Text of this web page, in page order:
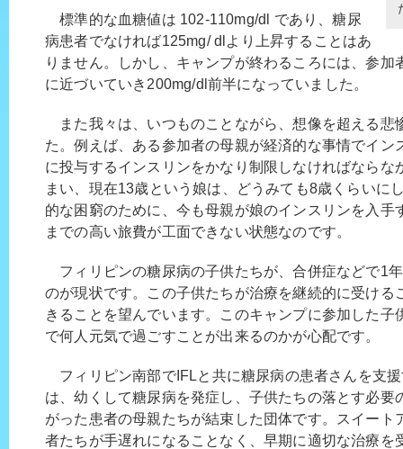
標準的な血糖値は 102-110mg/dl であり、糖尿
病患者でなければ125mg/ dlより上昇することはあ
りません。しかし、キャンプが終わるころには、参加
に近づいていき200mg/dl前半になっていました。
また我々は、いつものことながら、想像を超える悲
た。例えば、ある参加者の母親が経済的な事情でイン
に投与するインスリンをかなり制限しなければならな
まい、現在13歳という娘は、どうみても8歳くらいに
的な困窮のために、今も母親が娘のインスリンを入手
までの高い旅費が工面できない状態なのです。
フィリピンの糖尿病の子供たちが、合併症などで1
のが現状です。この子供たちが治療を継続的に受ける
きることを望んでいます。このキャンプに参加した子
で何人元気で過ごすことが出来るのかが心配です。
フィリピン南部でIFLと共に糖尿病の患者さんを支
は、幼くして糖尿病を発症し、子供たちの落とす必要
がった患者の母親たちが結束した団体です。スイート
者たちが手遅れになることなく、早期に適切な治療を